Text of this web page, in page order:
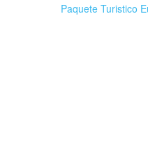
Paquete Turistico